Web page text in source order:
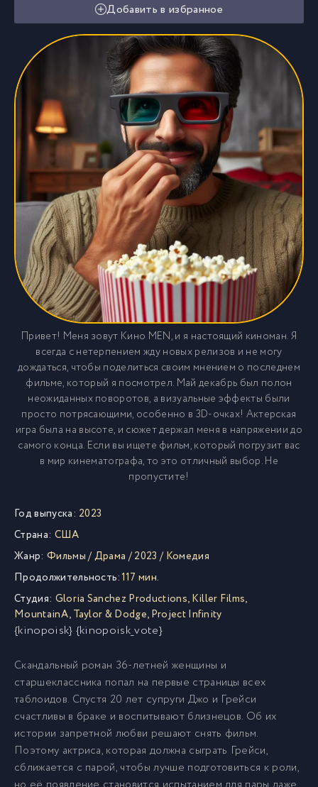
Добавить в избранное
Привет! Меня зовут Кино MEN, и я настоящий киноман. Я
всегда с нетерпением жду новых релизов и не могу
дождаться, чтобы поделиться своим мнением о последнем
фильме, который я посмотрел. Май декабрь был полон
неожиданных поворотов, а визуальные эффекты были
просто потрясающими, особенно в 3D-очках! Актерская
игра была на высоте, и сюжет держал меня в напряжении до
самого конца. Если вы ищете фильм, который погрузит вас
в мир кинематографа, то это отличный выбор. Не
пропустите!
Год выпуска: 2023
Страна: США
Жанр: Фильмы/Драма /2023 / Комедия
Продолжительность:117 мин.
Студия: Gloria Sanchez Productions,Killer Films,
MountainA,Taylor & Dodge,Project Infinity
{kinopoisk} {kinopoisk_vote}
Скандальный роман 36-летней женщины и
старшеклассника попал на первые страницы всех
таблоидов. Спустя 20 лет супруги Джо и Грейси
счастливы в браке и воспитывают близнецов. Об их
истории запретной любви решают снять фильм.
Поэтому актриса, которая должна сыграть Грейси,
сближается с парой, чтобы лучше подготовиться к роли,